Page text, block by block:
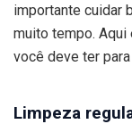
importante cuidar
muito tempo.
você deve ter
Limpeza